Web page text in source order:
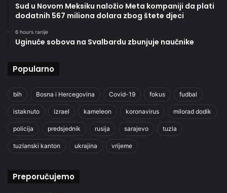
Sud u Novom Meksiku naložio Meta kompaniji da plati
dodatnih 567 miliona dolara zbog štete djeci
6 hours ranije
Uginuće sobova na Svalbardu zbunjuje naučnike
Popularno
bih Bosna i Hercegovina Covid-19 fokus fudbal
istaknuto izrael kameleon koronavirus milorad dodik
policija predsjednik rusija sarajevo tuzla
tuzlanski kanton ukrajina vrijeme
Preporučujemo